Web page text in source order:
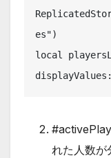
es")
local
れた人数